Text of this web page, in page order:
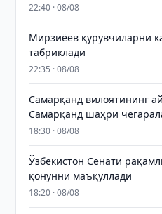
22:40 · 08/08
Мирзиёев қурувчиларни
табриклади
22:35 · 08/08
Самарқанд вилоятининг
Самарқанд шаҳри
18:30 · 08/08
Ўзбекистон Сенати
қонунни маъқуллади
18:20 · 08/08